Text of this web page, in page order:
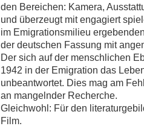
den Bereichen: Kamera,
und überzeugt mit engagiert
im Emigrationsmilieu
der deutschen Fassung mit
Der sich auf der menschlichen
1942 in der Emigration das
unbeantwortet. Dies mag am
an mangelnder Recherche.
Gleichwohl: Für den
Film.